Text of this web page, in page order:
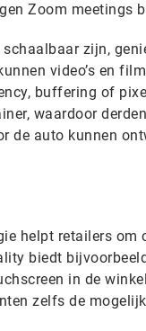
Zoom meetings
zijn,
video’s en
buffering of
waardoor
de auto kunnen
helpt retailers
biedt
in de
zelfs de